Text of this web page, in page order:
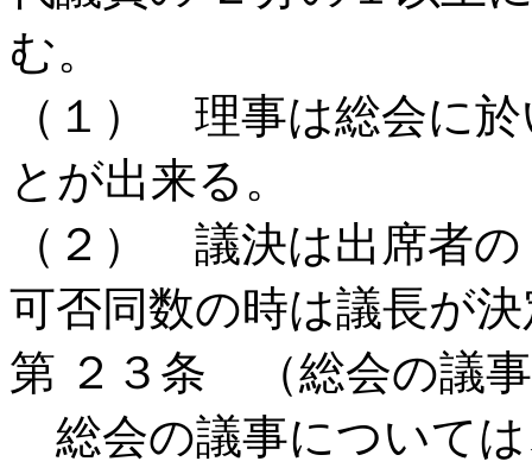
む。
（１） 理事は総会に
とが出来る。
（２） 議決は出席者
可否同数の時は議長が
第 ２３条 （総会の議
総会の議事については